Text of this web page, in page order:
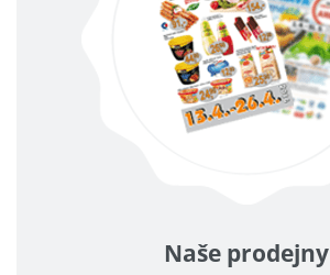
Naše prodejny